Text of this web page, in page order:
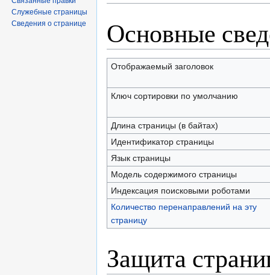
к
навигации
к
поиску
Основные
Отображаемый заголовок
Ключ сортировки по умолчанию
Длина страницы (в байтах)
Идентификатор страницы
Язык страницы
Модель содержимого страницы
Индексация поисковыми роботами
Количество перенаправлений на эту
страницу
Защита
Служебные страницы
Сведения о странице